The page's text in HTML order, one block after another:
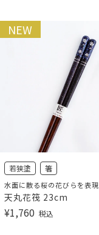
NEW
若狭塗 箸
水面に散る桜の花びらを表現
天丸花筏 23cm
¥1,760 税込